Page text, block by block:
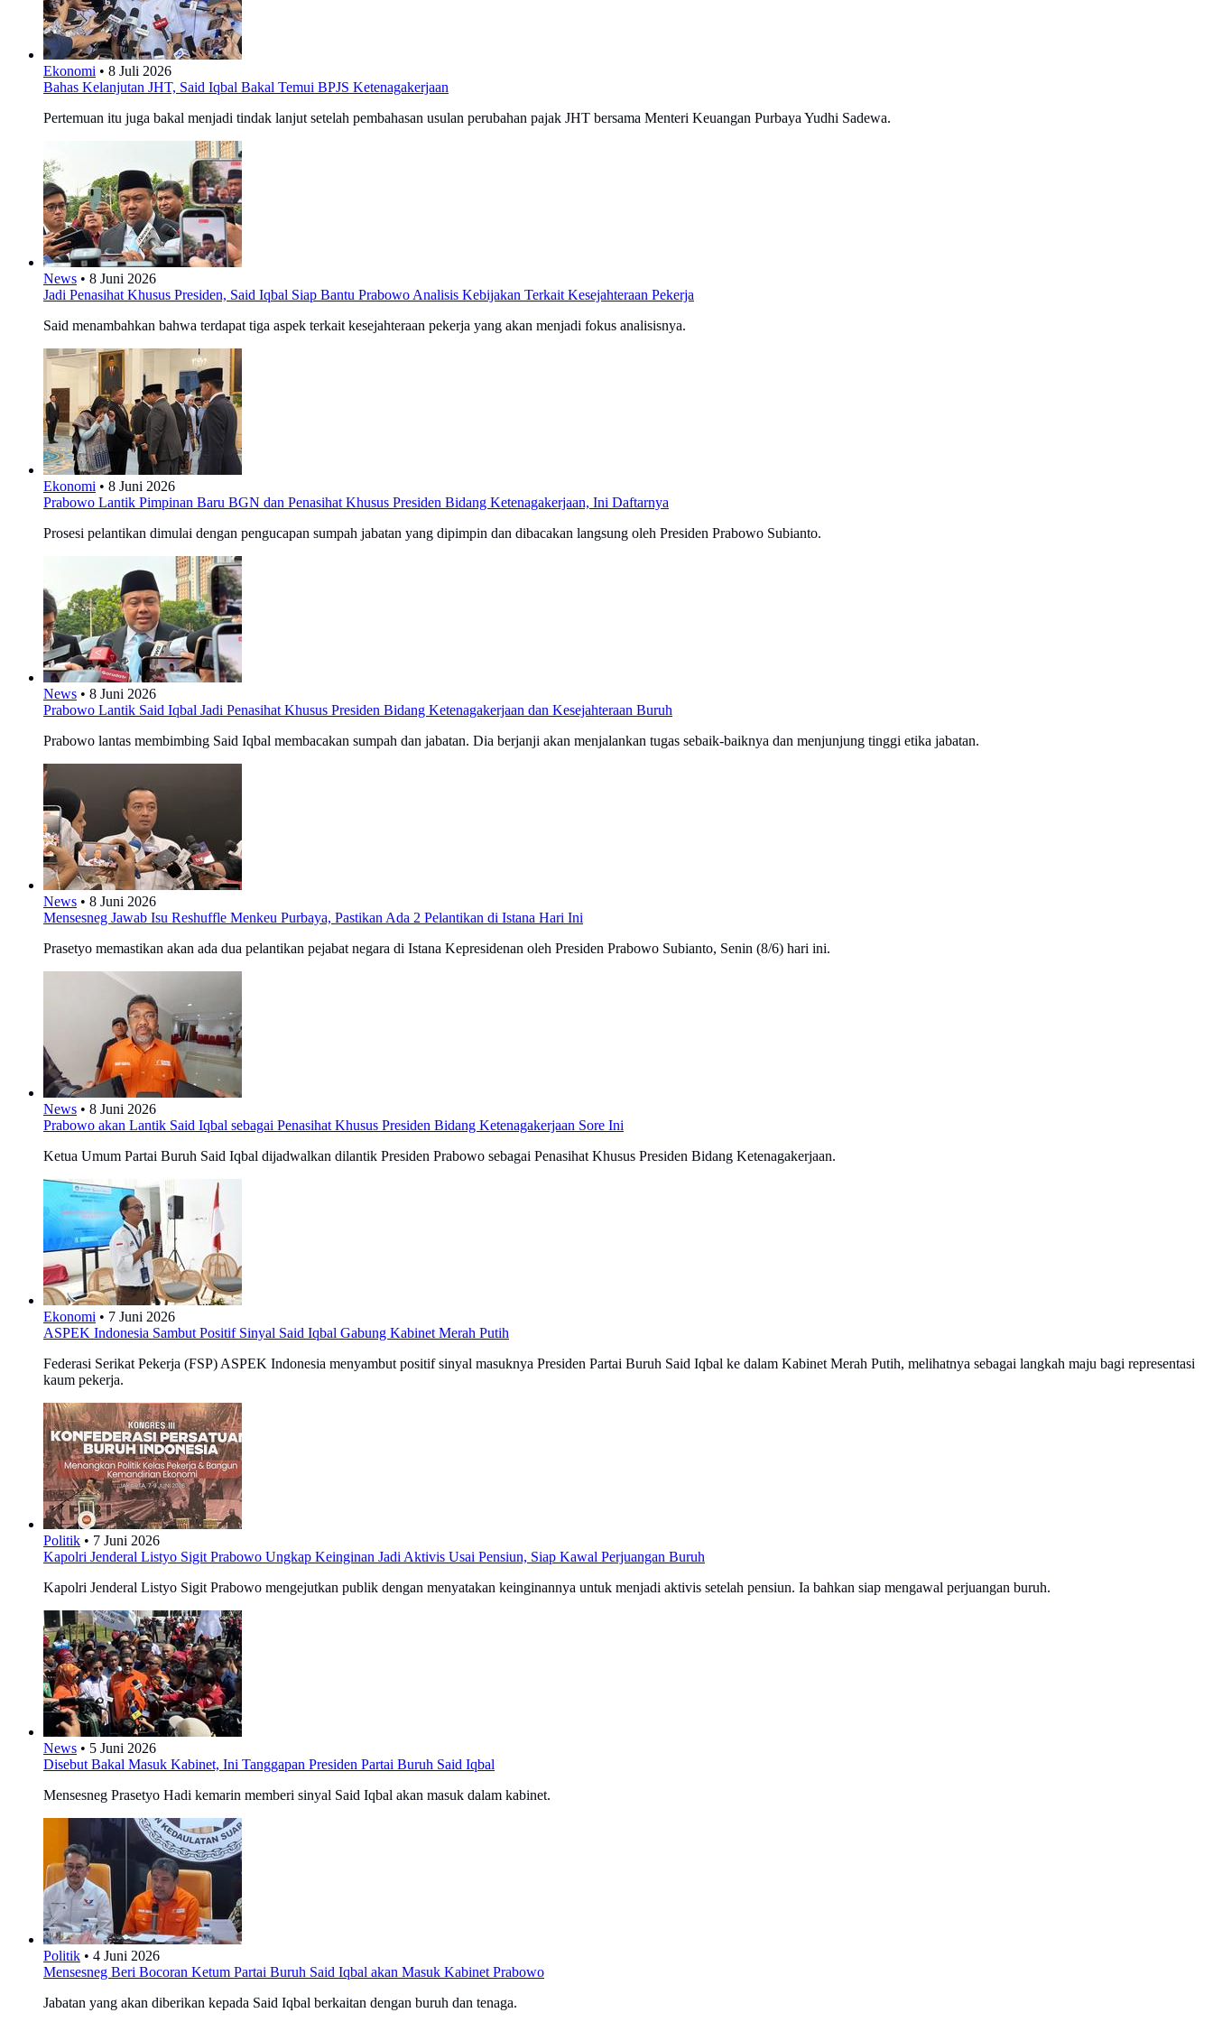
Ekonomi • 8 Juli 2026
Bahas Kelanjutan JHT, Said Iqbal Bakal Temui BPJS Ketenagakerjaan
Pertemuan itu juga bakal menjadi tindak lanjut setelah pembahasan usulan perubahan pajak JHT bersama Menteri Keuangan Purbaya Yudhi Sadewa.
News • 8 Juni 2026
Jadi Penasihat Khusus Presiden, Said Iqbal Siap Bantu Prabowo Analisis Kebijakan Terkait Kesejahteraan Pekerja
Said menambahkan bahwa terdapat tiga aspek terkait kesejahteraan pekerja yang akan menjadi fokus analisisnya.
Ekonomi • 8 Juni 2026
Prabowo Lantik Pimpinan Baru BGN dan Penasihat Khusus Presiden Bidang Ketenagakerjaan, Ini Daftarnya
Prosesi pelantikan dimulai dengan pengucapan sumpah jabatan yang dipimpin dan dibacakan langsung oleh Presiden Prabowo Subianto.
News • 8 Juni 2026
Prabowo Lantik Said Iqbal Jadi Penasihat Khusus Presiden Bidang Ketenagakerjaan dan Kesejahteraan Buruh
Prabowo lantas membimbing Said Iqbal membacakan sumpah dan jabatan. Dia berjanji akan menjalankan tugas sebaik-baiknya dan menjunjung tinggi etika jabatan.
News • 8 Juni 2026
Mensesneg Jawab Isu Reshuffle Menkeu Purbaya, Pastikan Ada 2 Pelantikan di Istana Hari Ini
Prasetyo memastikan akan ada dua pelantikan pejabat negara di Istana Kepresidenan oleh Presiden Prabowo Subianto, Senin (8/6) hari ini.
News • 8 Juni 2026
Prabowo akan Lantik Said Iqbal sebagai Penasihat Khusus Presiden Bidang Ketenagakerjaan Sore Ini
Ketua Umum Partai Buruh Said Iqbal dijadwalkan dilantik Presiden Prabowo sebagai Penasihat Khusus Presiden Bidang Ketenagakerjaan.
Ekonomi • 7 Juni 2026
ASPEK Indonesia Sambut Positif Sinyal Said Iqbal Gabung Kabinet Merah Putih
Federasi Serikat Pekerja (FSP) ASPEK Indonesia menyambut positif sinyal masuknya Presiden Partai Buruh Said Iqbal ke dalam Kabinet Merah Putih, melihatnya sebagai langkah maju bagi representasi
kaum pekerja.
Politik • 7 Juni 2026
Kapolri Jenderal Listyo Sigit Prabowo Ungkap Keinginan Jadi Aktivis Usai Pensiun, Siap Kawal Perjuangan Buruh
Kapolri Jenderal Listyo Sigit Prabowo mengejutkan publik dengan menyatakan keinginannya untuk menjadi aktivis setelah pensiun. Ia bahkan siap mengawal perjuangan buruh.
News • 5 Juni 2026
Disebut Bakal Masuk Kabinet, Ini Tanggapan Presiden Partai Buruh Said Iqbal
Mensesneg Prasetyo Hadi kemarin memberi sinyal Said Iqbal akan masuk dalam kabinet.
Politik • 4 Juni 2026
Mensesneg Beri Bocoran Ketum Partai Buruh Said Iqbal akan Masuk Kabinet Prabowo
Jabatan yang akan diberikan kepada Said Iqbal berkaitan dengan buruh dan tenaga.